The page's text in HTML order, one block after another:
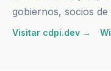
gobiernos, socios
Visitar cdpi.dev →